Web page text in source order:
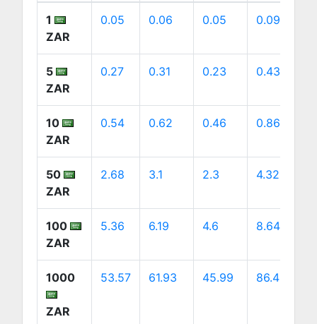
1
ZAR
0.05 0.06 0.05 0.09
5
ZAR
0.27 0.31 0.23 0.43
10
ZAR
0.54 0.62 0.46 0.86
50
ZAR
2.68 3.1 2.3 4.32
100
ZAR
5.36 6.19 4.6 8.64
1000
ZAR
53.57 61.93 45.99 86.43